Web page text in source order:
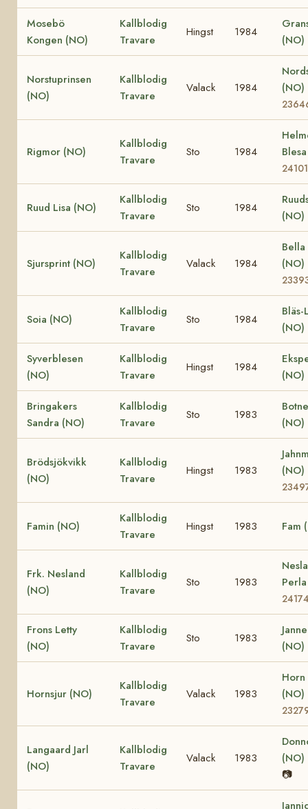
Mosebö
Kongen (NO)
Kallblodig
Travare
Hingst 1984
(NO)
Norstuprinsen
(NO)
Kallblodig
Travare
Valack 1984
(NO)
Rigmor (NO)
Kallblodig
Travare
Sto 1984
24101
Ruud Lisa (NO)
Kallblodig
Travare
Sto 1984
(NO)
Sjursprint (NO)
Kallblodig
Travare
Valack 1984
Bella
(NO)
Soia (NO)
Kallblodig
Travare
Sto 1984
Bläs-
(NO)
Syverblesen
(NO)
Kallblodig
Travare
Hingst 1984
(NO)
Bringakers
Sandra (NO)
Kallblodig
Travare
Sto 1983
(NO)
Brödsjökvikk
(NO)
Kallblodig
Travare
Hingst 1983
(NO)
Famin (NO)
Kallblodig
Travare
Hingst 1983 Fam
Frk. Nesland
(NO)
Kallblodig
Travare
Sto 1983
Frons Letty
(NO)
Kallblodig
Travare
Sto 1983
(NO)
Hornsjur (NO)
Kallblodig
Travare
Valack 1983
Horn
(NO)
Langaard Jarl
(NO)
Kallblodig
Travare
Valack 1983
(NO)
📷